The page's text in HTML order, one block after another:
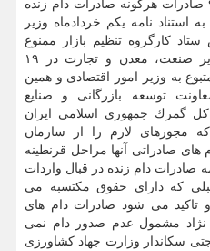
افزود: از هفتم خردادماه ۹۷ صادرات هرگونه صادرات دام زنده
نامه یكم خردادماه وزیر
كارگروه تنظیم بازار ممنوع
گردید. وی افزود: پیرو نامه وزیر صنعت، معدن و تجارت در ۱۹
متبوع به وزیر امور اقتصادی و همین
۲۳ خردادماه ۹۷ معاونت توسعه بازرگانی و صنایع
گمرك جمهوری اسلامی ایران
كه مجوزهای لازم را از سازمان
صادراتی آنها مراحل قرنطینه
دام زنده در قبال واردات
كه دارای حقوق مكتسبه می
تاكید می شود صادرات دام های
مشمول عدم صدور دام نمی
سكاندار وزارت جهاد كشاورزی